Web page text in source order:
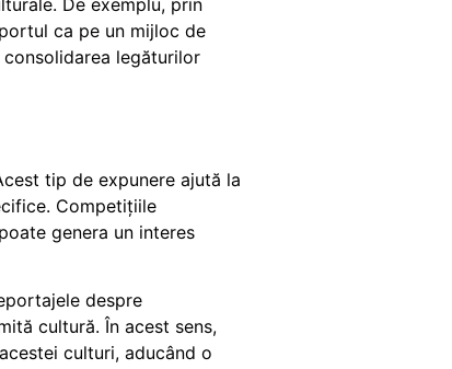
De exemplu, prin
ca pe un mijloc de
legăturilor
tip de expunere ajută la
Competițiile
genera un interes
despre
cultură. În acest sens,
culturi, aducând o